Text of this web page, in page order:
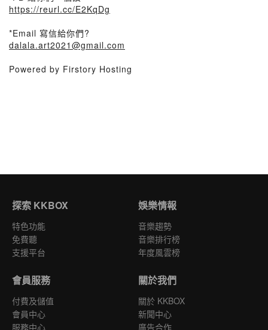
https://reurl.cc/E2KqDg
*Email 寫信給你們?
dalala.art2021@gmail.com
Powered by Firstory Hosting
探索 KKBOX
特色功能
免費聽
支援平台
娛樂情報
音樂趨勢
音樂排行榜
年度風雲榜
會員服務
付費及儲值
會員中心
服務中心
關於我們
關於 KKBOX
新聞中心
廣告合作